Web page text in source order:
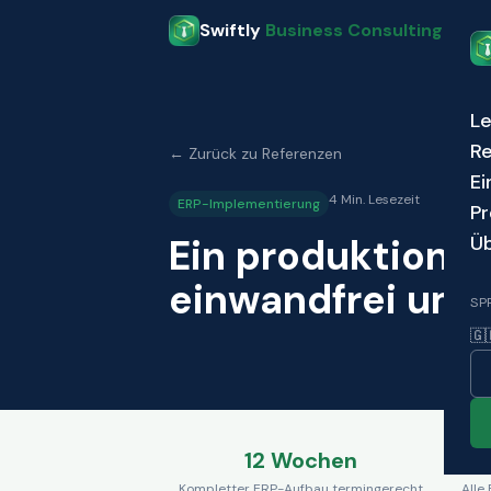
Swiftly Business Consulting
← Zurück zu Referenzen
ERP-Implementierung 4 Min. Lesezeit
Ein
einwandfrei
12 Wochen